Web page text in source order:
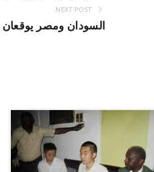
NEXT POST
السودان ومصر